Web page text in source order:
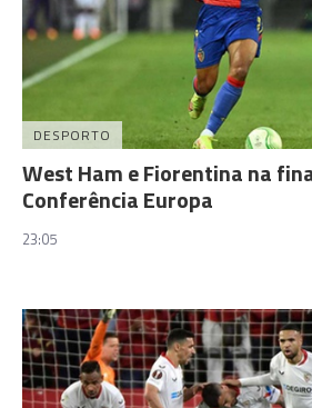
DESPORTO
West Ham e Fiorentina na
Conferência Europa
23:05